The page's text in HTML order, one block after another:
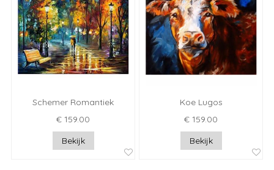
Schemer Romantiek
€ 159.00
Bekijk
Koe Lugos
€ 159.00
Bekijk